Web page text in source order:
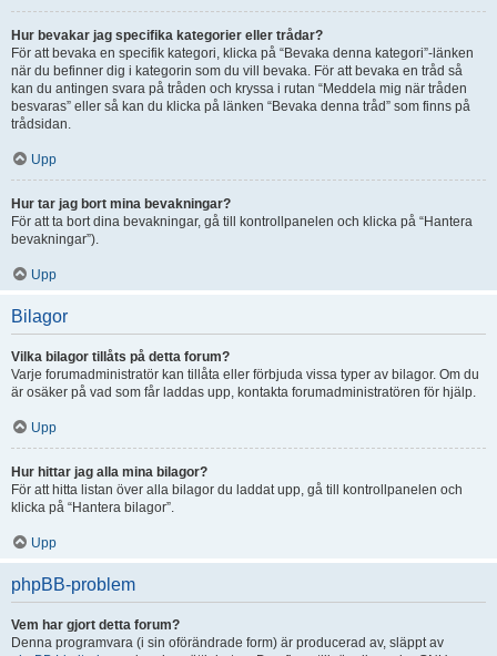
Hur bevakar jag specifika kategorier eller trådar?
För att bevaka en specifik kategori, klicka på “Bevaka denna kategori”-länken
när du befinner dig i kategorin som du vill bevaka. För att bevaka en tråd så
kan du antingen svara på tråden och kryssa i rutan “Meddela mig när tråden
besvaras” eller så kan du klicka på länken “Bevaka denna tråd” som finns på
trådsidan.
Upp
Hur tar jag bort mina bevakningar?
För att ta bort dina bevakningar, gå till kontrollpanelen och klicka på “Hantera
bevakningar”).
Upp
Bilagor
Vilka bilagor tillåts på detta forum?
Varje forumadministratör kan tillåta eller förbjuda vissa typer av bilagor. Om du
är osäker på vad som får laddas upp, kontakta forumadministratören för hjälp.
Upp
Hur hittar jag alla mina bilagor?
För att hitta listan över alla bilagor du laddat upp, gå till kontrollpanelen och
klicka på “Hantera bilagor”.
Upp
phpBB-problem
Vem har gjort detta forum?
Denna programvara (i sin oförändrade form) är producerad av, släppt av